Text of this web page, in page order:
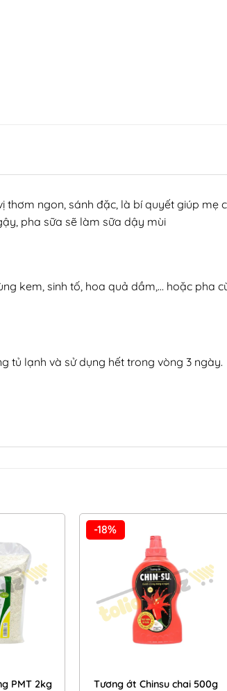
thơm ngon, sánh đặc, là bí quyết giúp mẹ
pha sữa sẽ làm sữa dậy mùi
kem, sinh tố, hoa quả dầm,… hoặc pha
tủ lạnh và sử dụng hết trong vòng 3 ngày.
Add to
Wishlist
PMT 2kg
-18%
Wishlist
Tương ớt Chinsu chai 500g